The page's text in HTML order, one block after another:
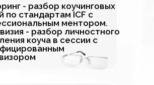
- разбор коучинговых
по стандартам ICF с
ментором.
- разбор личностного
коуча в сессии с